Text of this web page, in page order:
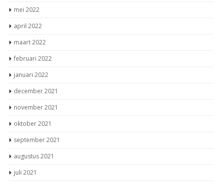
mei 2022
april 2022
maart 2022
februari 2022
januari 2022
december 2021
november 2021
oktober 2021
september 2021
augustus 2021
juli 2021